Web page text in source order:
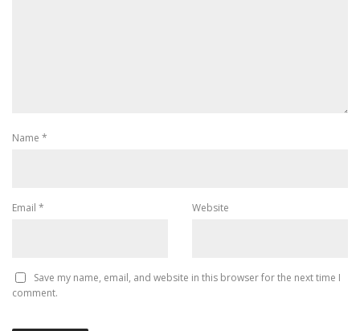
Name *
Email * Website
Save my name, email, and website in this browser for the next time I
comment.